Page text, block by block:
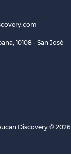
, 10108 - San José
Discovery © 2026